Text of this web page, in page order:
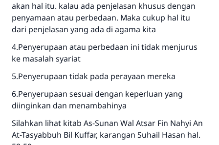
akan hal itu. kalau ada penjelasan khusus dengan
penyamaan atau perbedaan. Maka cukup hal itu
dari penjelasan yang ada di agama kita
4.Penyerupaan atau perbedaan ini tidak menjurus
ke masalah syariat
5.Penyerupaan tidak pada perayaan mereka
6.Penyerupaan sesuai dengan keperluan yang
diinginkan dan menambahinya
Silahkan lihat kitab As-Sunan Wal Atsar Fin Nahyi An
At-Tasyabbuh Bil Kuffar, karangan Suhail Hasan hal.